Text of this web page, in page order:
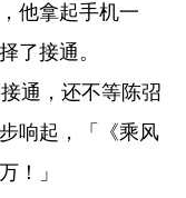
他拿起手机一
了接通。
通，还不等陈弨
响起，「《乘风
！」